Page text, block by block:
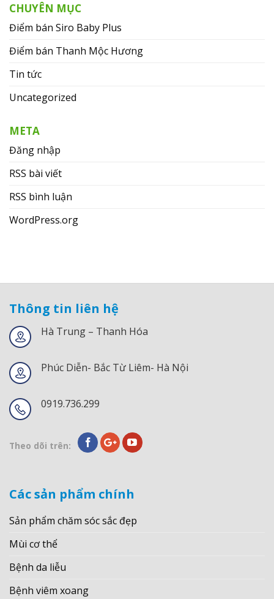
CHUYÊN MỤC
Điểm bán Siro Baby Plus
Điểm bán Thanh Mộc Hương
Tin tức
Uncategorized
META
Đăng nhập
RSS bài viết
RSS bình luận
WordPress.org
Thông tin liên hệ
Hà Trung – Thanh Hóa
Phúc Diễn- Bắc Từ Liêm- Hà Nội
0919.736.299
Theo dõi trên:
Các sản phẩm chính
Sản phẩm chăm sóc sắc đẹp
Mùi cơ thể
Bệnh da liễu
Bệnh viêm xoang